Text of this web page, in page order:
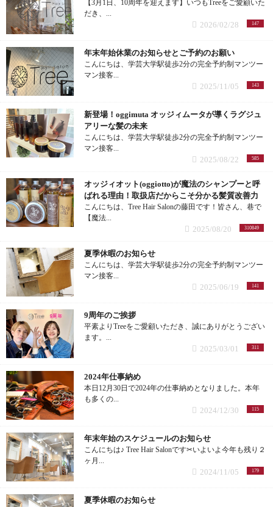
N.ポリッシュソープ (1記事)
スロウ ヘアカラーコンシーラー (2記事)
バルクオム (2記事)
ロハスハーブミントプラス (1記事)
ファブリック&エアミスト (1記事)
ヘアドライ手袋 (1記事)
さんざし (1記事)
学芸大学駅 (21記事)
イタリアン (3記事)
フレンチ (2記事)
焼き鳥 (1記事)
タイ料理 (2記事)
ラーメン (2記事)
カフェ (1記事)
パン屋 (2記事)
ケーキ屋 (1記事)
ショート (16記事)
メンズカット (10記事)
前髪カット (1記事)
子供カット (5記事)
ヘアドネーション (1記事)
ヘアカラー (42記事)
アッシュ (12記事)
スモーク (1記事)
バイオレット (3記事)
ピンク (2記事)
グレージュ (1記事)
ショコラ (2記事)
インナーカラー (1記事)
白髪染め (9記事)
黒染め (1記事)
【3月1日、10周年を迎えます】いつもTreeをご愛顧いた
だき、...
147
2026/02/28
年末年始休業のお知らせとご予約のお願い
こんにちは、学芸大学駅徒歩2分の完全予約制マンツー
マン接客...
143
2025/11/05
新登場！oggimuta オッジィムータが導くラグジュ
アリーな髪の未来
こんにちは、学芸大学駅徒歩2分の完全予約制マンツー
マン接客...
585
2025/08/22
オッジィオット(oggiotto)が魔法のシャンプーと呼
ばれる理由！取扱店だからこそ分かる髪質改善力
こんにちは、Tree Hair Salonの藤田です！皆さん、巷で
【魔法...
310849
2025/08/20
夏季休暇のお知らせ
こんにちは、学芸大学駅徒歩2分の完全予約制マンツー
マン接客...
141
2025/06/19
9周年のご挨拶
平素よりTreeをご愛顧いただき、誠にありがとうござい
ます。...
311
2025/03/01
2024年仕事納め
本日12月30日で2024年の仕事納めとなりました。本年
も多くの...
115
2024/12/30
年末年始のスケジュールのお知らせ
こんにちは♪ Tree Hair Salonです✂︎いよいよ今年も残り２
ヶ月...
179
2024/11/05
夏季休暇のお知らせ